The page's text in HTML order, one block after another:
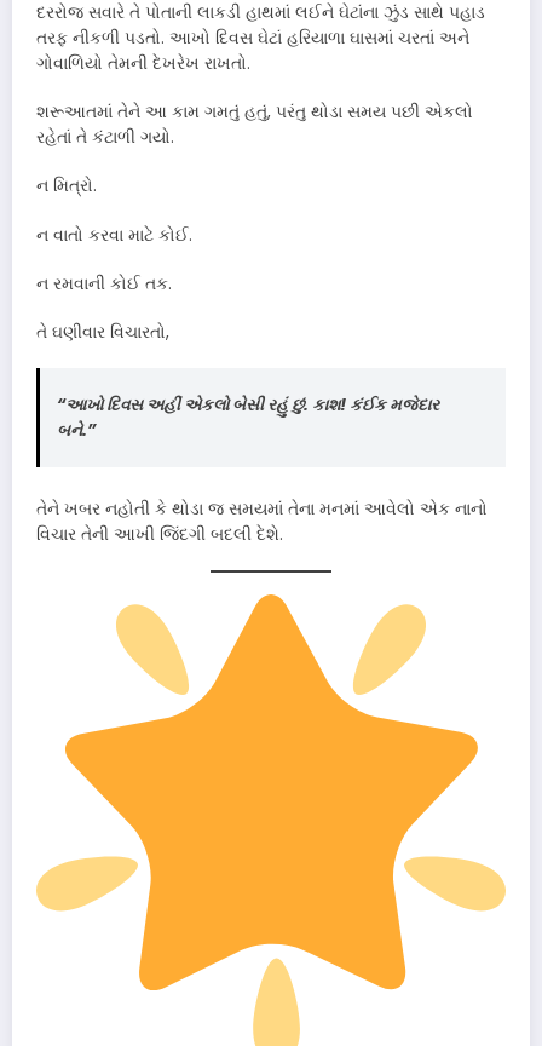
દરરોજ સવારે તે પોતાની લાકડી હાથમાં લઈને ઘેટાંના ઝુંડ સાથે પહાડ
તરફ નીકળી પડતો. આખો દિવસ ઘેટાં હરિયાળા ઘાસમાં ચરતાં અને
ગોવાળિયો તેમની દેખરેખ રાખતો.
શરૂઆતમાં તેને આ કામ ગમતું હતું, પરંતુ થોડા સમય પછી એકલો
રહેતાં તે કંટાળી ગયો.
ન મિત્રો.
ન વાતો કરવા માટે કોઈ.
ન રમવાની કોઈ તક.
તે ઘણીવાર વિચારતો,
“આખો દિવસ અહીં એકલો બેસી રહું છું. કાશ! કંઈક મજેદાર
બને.”
તેને ખબર નહોતી કે થોડા જ સમયમાં તેના મનમાં આવેલો એક નાનો
વિચાર તેની આખી જિંદગી બદલી દેશે.